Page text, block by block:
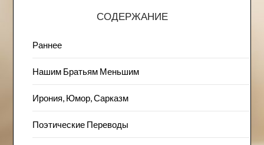
СОДЕРЖАНИЕ
Раннее
Нашим Братьям Меньшим
Ирония, Юмор, Сарказм
Поэтические Переводы